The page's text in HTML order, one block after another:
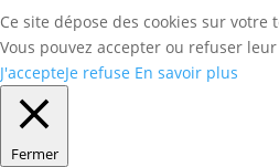
Ce site dépose des cookies sur
Vous pouvez accepter ou refuser
J'accepteJe refuse En savoir plus
Fermer